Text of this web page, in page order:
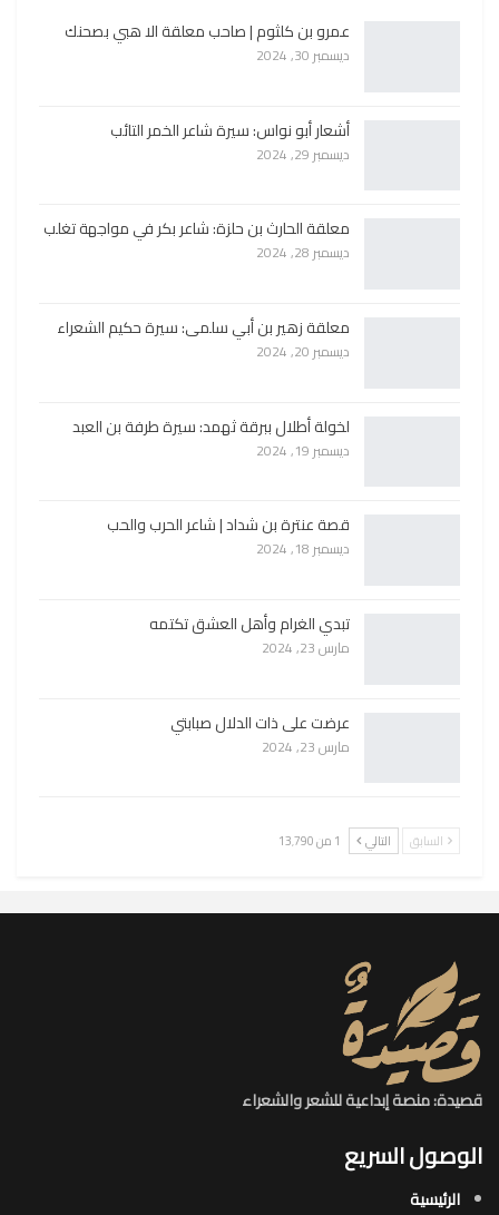
عمرو بن كلثوم | صاحب معلقة الا هبي بصحنك
ديسمبر 30, 2024
أشعار أبو نواس: سيرة شاعر الخمر التائب
ديسمبر 29, 2024
معلقة الحارث بن حلزة: شاعر بكر في مواجهة تغلب
ديسمبر 28, 2024
معلقة زهير بن أبي سلمى: سيرة حكيم الشعراء
ديسمبر 20, 2024
لخولة أطلال ببرقة ثهمد: سيرة طرفة بن العبد
ديسمبر 19, 2024
قصة عنترة بن شداد | شاعر الحرب والحب
ديسمبر 18, 2024
تبدي الغرام وأهل العشق تكتمه
مارس 23, 2024
عرضت على ذات الدلال صبابتي
مارس 23, 2024
السابق التالي 1 من 13٬790
قصيدة: منصة إبداعية للشعر والشعراء
الوصول السريع
الرئيسية